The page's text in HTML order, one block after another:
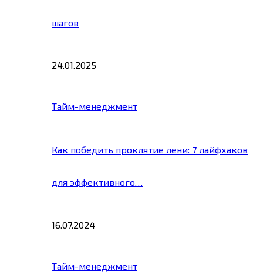
шагов
24.01.2025
Тайм-менеджмент
Как победить проклятие лени: 7 лайфхаков
для эффективного…
16.07.2024
Тайм-менеджмент